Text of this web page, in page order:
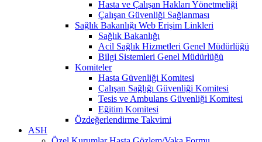
Hasta ve Çalışan Hakları Yönetmeliği
Çalışan Güvenliği Sağlanması
Sağlık Bakanlığı Web Erişim Linkleri
Sağlık Bakanlığı
Acil Sağlık Hizmetleri Genel Müdürlüğü
Bilgi Sistemleri Genel Müdürlüğü
Komiteler
Hasta Güvenliği Komitesi
Çalışan Sağlığı Güvenliği Komitesi
Tesis ve Ambulans Güvenliği Komitesi
Eğitim Komitesi
Özdeğerlendirme Takvimi
ASH